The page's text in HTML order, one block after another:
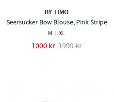
BY TIMO
Seersucker Bow Blouse, Pink Stripe
M L XL
1000 kr 1999 kr